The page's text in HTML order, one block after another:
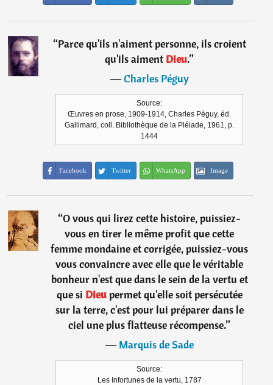
“Parce qu'ils n'aiment personne, ils croient
qu'ils aiment Dieu.”
―Charles Péguy
Source:
Œuvres en prose, 1909-1914, Charles Péguy, éd.
Gallimard, coll. Bibliothèque de la Pléiade, 1961, p.
1444
Facebook Twitter WhatsApp Image
“O vous qui lirez cette histoire, puissiez-
vous en tirer le même profit que cette
femme mondaine et corrigée, puissiez-vous
vous convaincre avec elle que le véritable
bonheur n'est que dans le sein de la vertu et
que si Dieupermet qu'elle soit persécutée
sur la terre, c'est pour lui préparer dans le
ciel une plus flatteuse récompense.”
―Marquis de Sade
Source:
Les Infortunes de la vertu, 1787